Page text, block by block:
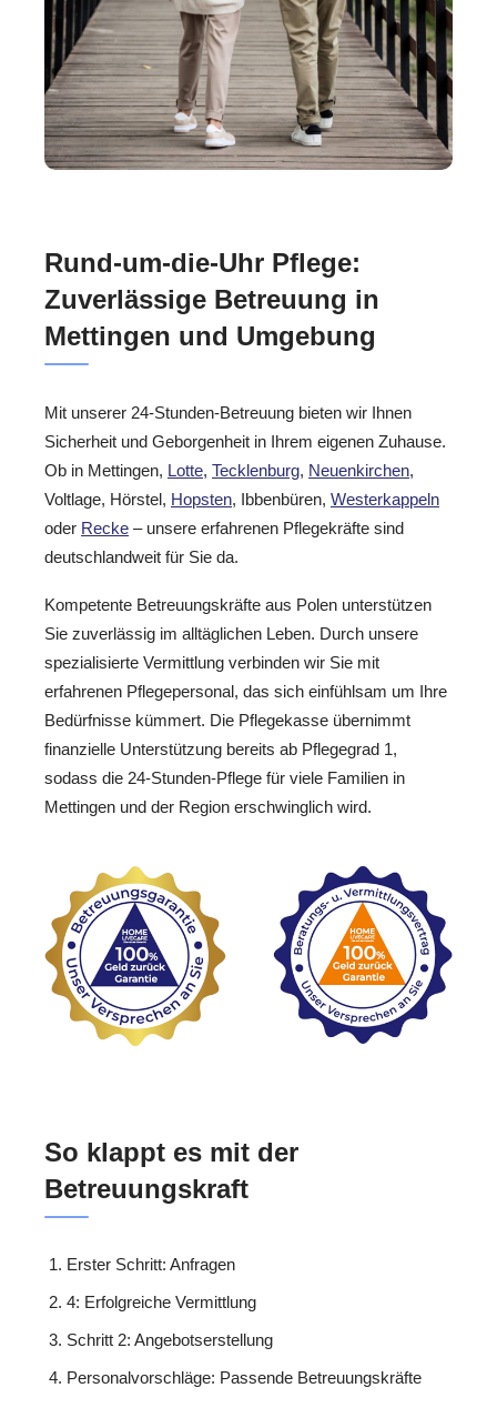
Rund-um-die-Uhr Pflege:
Zuverlässige Betreuung in
Mettingen und Umgebung
Mit unserer 24-Stunden-Betreuung bieten wir Ihnen
Sicherheit und Geborgenheit in Ihrem eigenen Zuhause.
Ob in Mettingen, Lotte, Tecklenburg, Neuenkirchen,
Voltlage, Hörstel, Hopsten, Ibbenbüren, Westerkappeln
oder Recke – unsere erfahrenen Pflegekräfte sind
deutschlandweit für Sie da.
Kompetente Betreuungskräfte aus Polen unterstützen
Sie zuverlässig im alltäglichen Leben. Durch unsere
spezialisierte Vermittlung verbinden wir Sie mit
erfahrenen Pflegepersonal, das sich einfühlsam um Ihre
Bedürfnisse kümmert. Die Pflegekasse übernimmt
finanzielle Unterstützung bereits ab Pflegegrad 1,
sodass die 24-Stunden-Pflege für viele Familien in
Mettingen und der Region erschwinglich wird.
So klappt es mit der
Betreuungskraft
Erster Schritt: Anfragen
4: Erfolgreiche Vermittlung
Schritt 2: Angebotserstellung
Personalvorschläge: Passende Betreuungskräfte